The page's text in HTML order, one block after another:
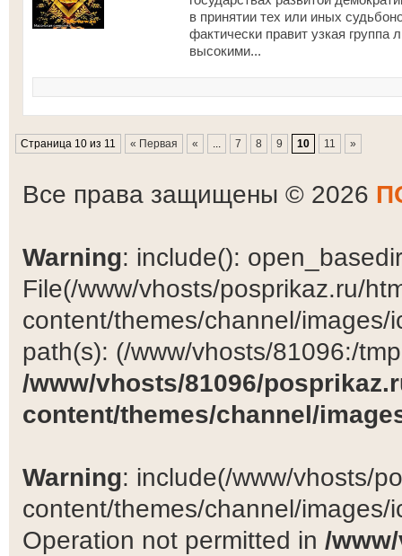
в принятии тех или иных
фактически правит узкая
высокими...
Страница 10 из 11 « Первая « ... 7 8 9 10 11 »
Все права защищены © 2026
Warning: include():
File(/www/vhosts/posprikaz.ru/
content/themes/channel/
path(s): (/www/vhosts/81096:/
/www/vhosts/81096/
content/themes/channel/
Warning: include(/www/vhosts/
content/themes/channel/
Operation not permitted in /